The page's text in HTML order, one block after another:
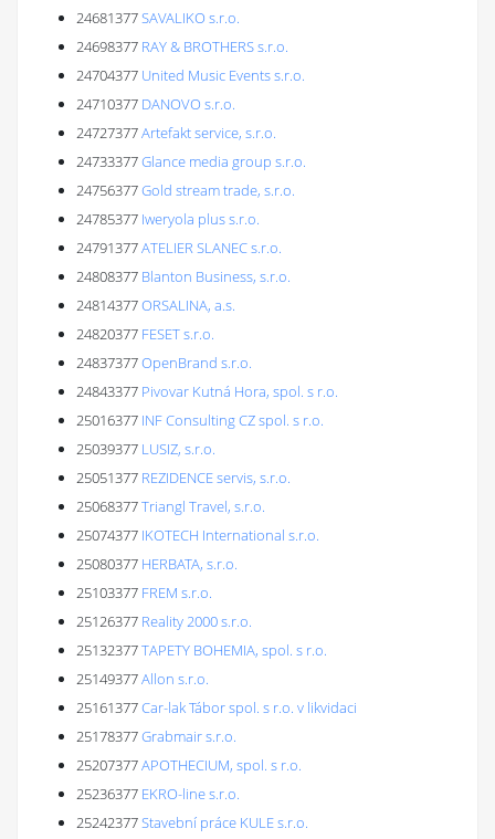
24681377SAVALIKO s.r.o.
24698377 RAY & BROTHERS s.r.o.
24704377 United Music Events s.r.o.
24710377 DANOVO s.r.o.
24727377Artefakt service, s.r.o.
24733377Glance media group s.r.o.
24756377Gold stream trade, s.r.o.
24785377 Iweryola plus s.r.o.
24791377ATELIER SLANEC s.r.o.
24808377 Blanton Business, s.r.o.
24814377ORSALINA, a.s.
24820377 FESET s.r.o.
24837377OpenBrand s.r.o.
24843377 Pivovar Kutná Hora, spol. s r.o.
25016377 INF Consulting CZ spol. s r.o.
25039377 LUSIZ, s.r.o.
25051377 REZIDENCE servis, s.r.o.
25068377Triangl Travel, s.r.o.
25074377 IKOTECH International s.r.o.
25080377 HERBATA, s.r.o.
25103377 FREM s.r.o.
25126377 Reality 2000 s.r.o.
25132377TAPETY BOHEMIA, spol. s r.o.
25149377Allon s.r.o.
25161377Car-lak Tábor spol. s r.o. v likvidaci
25178377Grabmair s.r.o.
25207377APOTHECIUM, spol. s r.o.
25236377 EKRO-line s.r.o.
25242377Stavební práce KULE s.r.o.